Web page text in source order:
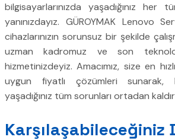
bilgisayarlarınızda yaşadığınız her
yanınızdayız. GÜROYMAK Lenovo
cihazlarınızın sorunsuz bir şekilde
uzman kadromuz ve son teknoloji
hizmetinizdeyiz. Amacımız, size en
uygun fiyatlı çözümleri sunarak,
yaşadığınız tüm sorunları ortadan
Karşılaşabileceğiniz